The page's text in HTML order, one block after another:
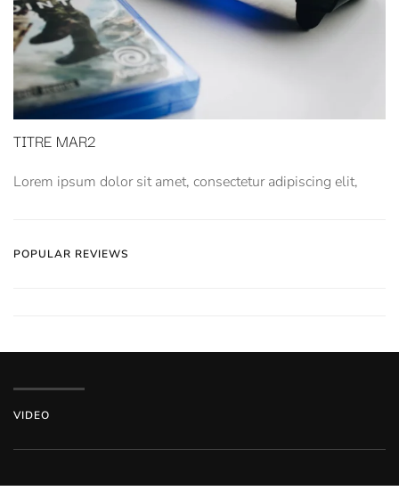
TITRE MAR2
Lorem ipsum dolor sit amet, consectetur adipiscing elit,
POPULAR REVIEWS
VIDEO